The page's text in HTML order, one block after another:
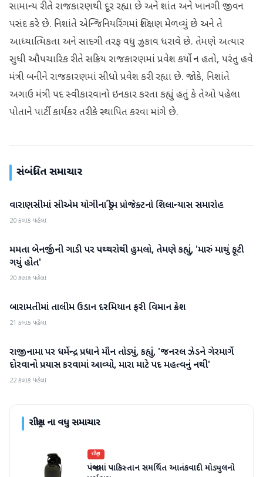
સામાન્ય રીતે રાજકારણથી દૂર રહ્યા છે અને શાંત અને ખાનગી જીવન
પસંદ કરે છે. નિશાંતે એન્જિનિયરિંગમાં શિક્ષણ મેળવ્યું છે અને તે
આધ્યાત્મિકતા અને સાદગી તરફ વધુ ઝુકાવ ધરાવે છે. તેમણે અત્યાર
સુધી ઔપચારિક રીતે સક્રિય રાજકારણમાં પ્રવેશ કર્યો ન હતો, પરંતુ હવે
મંત્રી બનીને રાજકારણમાં સીધો પ્રવેશ કરી રહ્યા છે. જોકે, નિશાંતે
અગાઉ મંત્રી પદ સ્વીકારવાનો ઇનકાર કરતા કહ્યું હતું કે તેઓ પહેલા
પોતાને પાર્ટી કાર્યકર તરીકે સ્થાપિત કરવા માંગે છે.
સંબંધિત સમાચાર
રાષ્ટ્રીય
વારાણસીમાં સીએમ યોગીના ડ્રીમ પ્રોજેક્ટનો શિલાન્યાસ સમારોહ
20 કલાક પહેલા
રાષ્ટ્રીય
મમતા બેનર્જીની ગાડી પર પથ્થરોથી હુમલો, તેમણે કહ્યું, 'મારું માથું ફૂટી
ગયું હોત'
20 કલાક પહેલા
રાષ્ટ્રીય
બારામતીમાં તાલીમ ઉડાન દરમિયાન ફરી વિમાન ક્રેશ
21 કલાક પહેલા
રાષ્ટ્રીય
રાજીનામા પર ધર્મેન્દ્ર પ્રધાને મૌન તોડ્યું, કહ્યું, 'જનરલ ઝેડને ગેરમાર્ગે
દોરવાનો પ્રયાસ કરવામાં આવ્યો, મારા માટે પદ મહત્વનું નથી'
22 કલાક પહેલા
રાષ્ટ્રીયના વધુ સમાચાર
રાષ્ટ્રીય
પંજાબમાં પાકિસ્તાન સમર્થિત આતંકવાદી મોડ્યુલનો